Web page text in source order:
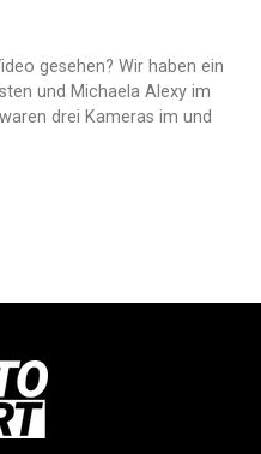
gesehen? Wir haben ein
und Michaela Alexy im
drei Kameras im und